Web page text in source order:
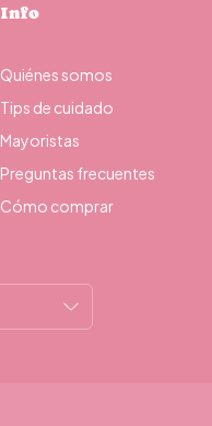
Info
Quiénes somos
Tips de cuidado
Mayoristas
Preguntas frecuentes
Cómo comprar